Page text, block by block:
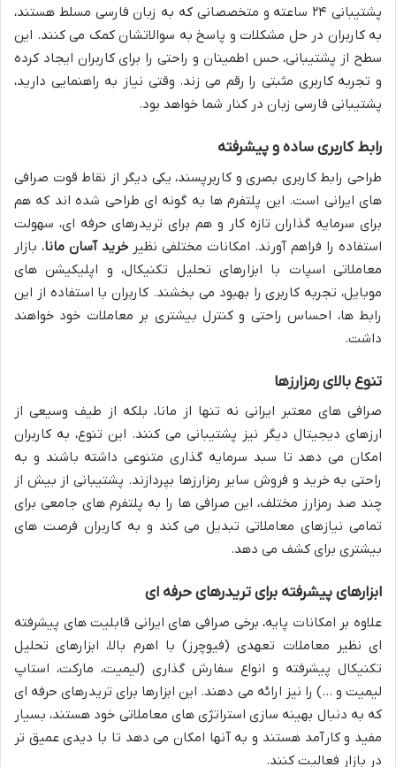
پشتیبانی ۲۴ ساعته و متخصصانی که به زبان فارسی مسلط هستند،
به کاربران در حل مشکلات و پاسخ به سوالاتشان کمک می کنند. این
سطح از پشتیبانی، حس اطمینان و راحتی را برای کاربران ایجاد کرده
و تجربه کاربری مثبتی را رقم می زند. وقتی نیاز به راهنمایی دارید،
پشتیبانی فارسی زبان در کنار شما خواهد بود.
رابط کاربری ساده و پیشرفته
طراحی رابط کاربری بصری و کاربرپسند، یکی دیگر از نقاط قوت صرافی
های ایرانی است. این پلتفرم ها به گونه ای طراحی شده اند که هم
برای سرمایه گذاران تازه کار و هم برای تریدرهای حرفه ای، سهولت
استفاده را فراهم آورند. امکانات مختلفی نظیر خرید آسان مانا، بازار
معاملاتی اسپات با ابزارهای تحلیل تکنیکال، و اپلیکیشن های
موبایل، تجربه کاربری را بهبود می بخشند. کاربران با استفاده از این
رابط ها، احساس راحتی و کنترل بیشتری بر معاملات خود خواهند
داشت.
تنوع بالای رمزارزها
صرافی های معتبر ایرانی نه تنها از مانا، بلکه از طیف وسیعی از
ارزهای دیجیتال دیگر نیز پشتیبانی می کنند. این تنوع، به کاربران
امکان می دهد تا سبد سرمایه گذاری متنوعی داشته باشند و به
راحتی به خرید و فروش سایر رمزارزها بپردازند. پشتیبانی از بیش از
چند صد رمزارز مختلف، این صرافی ها را به پلتفرم های جامعی برای
تمامی نیازهای معاملاتی تبدیل می کند و به کاربران فرصت های
بیشتری برای کشف می دهد.
ابزارهای پیشرفته برای تریدرهای حرفه ای
علاوه بر امکانات پایه، برخی صرافی های ایرانی قابلیت های پیشرفته
ای نظیر معاملات تعهدی (فیوچرز) با اهرم بالا، ابزارهای تحلیل
تکنیکال پیشرفته و انواع سفارش گذاری (لیمیت، مارکت، استاپ
لیمیت و …) را نیز ارائه می دهند. این ابزارها برای تریدرهای حرفه ای
که به دنبال بهینه سازی استراتژی های معاملاتی خود هستند، بسیار
مفید و کارآمد هستند و به آنها امکان می دهد تا با دیدی عمیق تر
در بازار فعالیت کنند.